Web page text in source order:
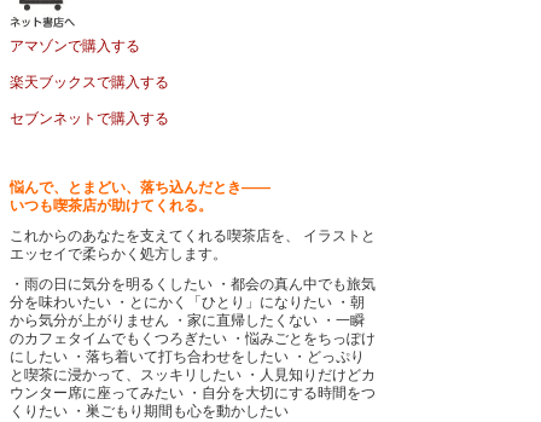
アマゾンで購入する
楽天ブックスで購入する
セブンネットで購入する
悩んで、とまどい、落ち込んだとき――
いつも喫茶店が助けてくれる。
これからのあなたを支えてくれる喫茶店を、
イラストと
エッセイで柔らかく処方します。
・雨の日に気分を明るくしたい ・都会の真ん中でも旅気
分を味わいたい ・とにかく「ひとり」になりたい ・朝
から気分が上がりません ・家に直帰したくない ・一瞬
のカフェタイムでもくつろぎたい ・悩みごとをちっぽけ
にしたい ・落ち着いて打ち合わせをしたい ・どっぷり
と喫茶に浸かって、スッキリしたい ・人見知りだけどカ
ウンター席に座ってみたい ・自分を大切にする時間をつ
くりたい ・巣ごもり期間も心を動かしたい